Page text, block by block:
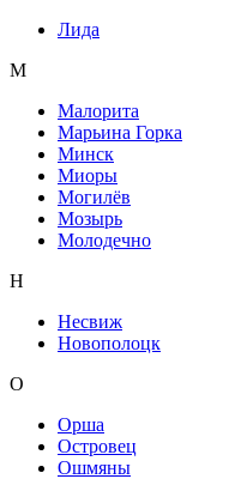
Лида
М
Малорита
Марьина Горка
Минск
Миоры
Могилёв
Мозырь
Молодечно
Н
Несвиж
Новополоцк
О
Орша
Островец
Ошмяны